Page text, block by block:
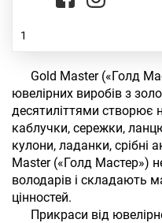
1
⠀⠀Gold Master («Голд
ювелірних виробів з
десятиліттями створює
каблучки, сережки,
кулони, ладанки, срібні
Master («Голд Мастер»)
володарів і складають
цінностей.
⠀⠀Прикраси від